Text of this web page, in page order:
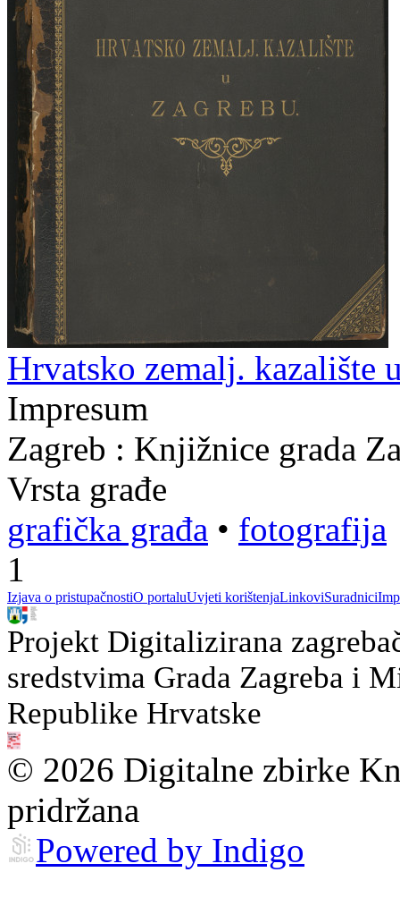
Hrvatsko zemalj. kazalište
Impresum
Zagreb : Knjižnice grada
Vrsta građe
grafička građa • fotografija
1
Izjava o pristupačnostiO portaluUvjeti korištenjaLinkoviSuradnici
Projekt Digitalizirana
sredstvima Grada Zagreba i
Republike Hrvatske
© 2026 Digitalne zbirke
pridržana
Powered by Indigo